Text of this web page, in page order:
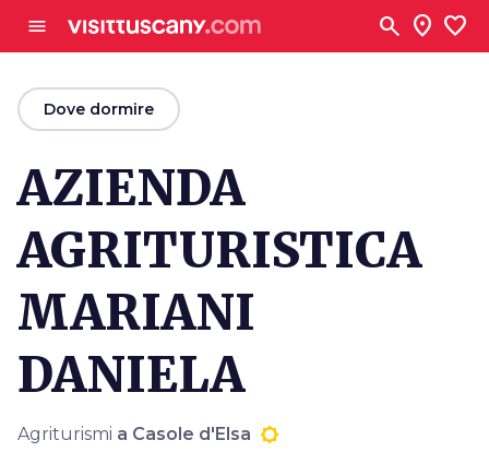
menu search location_on favorite
arrow_backDove dormire
AZIENDA
AGRITURISTICA
MARIANI
DANIELA
Agriturismi a Casole d'Elsa